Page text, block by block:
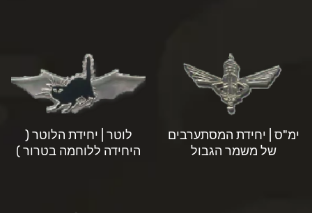
ימ"ס | יחידת המסתערבים
של משמר הגבול
לוטר | יחידת הלוטר (
היחידה ללוחמה בטרור )